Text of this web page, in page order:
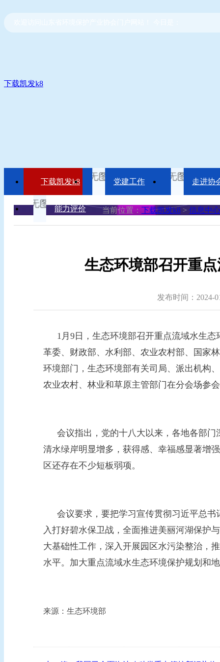
下载凯发k8
下载凯发k8 党建工作 走进协
能力评价 当前位置： 下载凯发k8 > 信息中心
生态环境部召开重
发布时间：2024-
1月9日，生态环境部召开重点流域水生
革委、财政部、水利部、农业农村部、国家
环境部门，生态环境部有关司局、派出机构
农业农村、林业和草原主管部门在分会场参
会议指出，党的十八大以来，各地各部
清水绿岸明显增多，获得感、幸福感显著增
区还存在不少短板弱项。
会议要求，要把学习宣传贯彻习近平总
入打好碧水保卫战，全面推进美丽河湖保护
大基础性工作，深入开展园区水污染整治，
水平。加大重点流域水生态环境保护规划和
来源：生态环境部